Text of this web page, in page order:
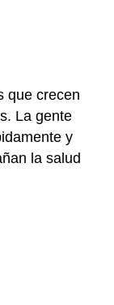
que crecen
La gente
y
la salud